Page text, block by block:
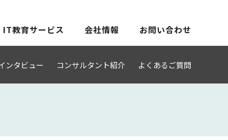
IT教育サービス 会社情報 お問い合わせ
ンタビュー コンサルタント紹介 よくあるご質問